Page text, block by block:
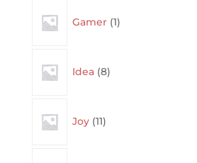
Gamer 1product
Idea 8products
Joy 11products